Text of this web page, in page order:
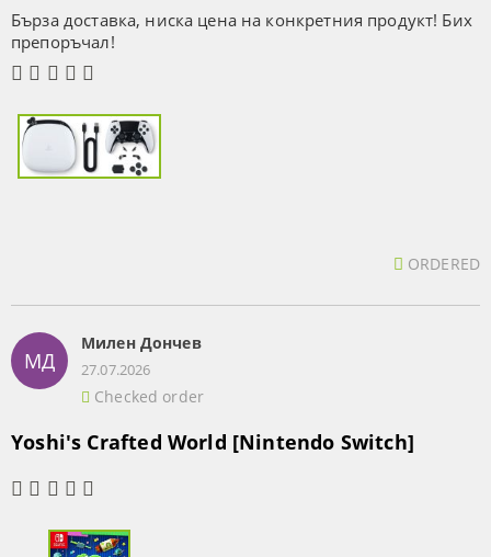
Бърза доставка, ниска цена на конкретния продукт! Бих
препоръчал!
ORDERED
МД
Милен Дончев
27.07.2026
Checked order
Yoshi's Crafted World [Nintendo Switch]